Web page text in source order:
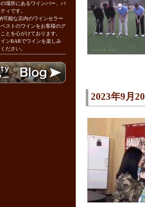
の場所にあるワインバー、バ
ィです。
可能な店内のワインセラー
ストのワインをお客様のグ
とを心がけております。
ンBARでワインを楽しみ
ださい。
2023年9月